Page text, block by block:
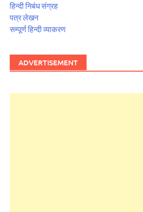
हिन्दी निबंध संग्रह
पत्र लेखन
सम्पूर्ण हिन्दी व्याकरण
ADVERTISEMENT